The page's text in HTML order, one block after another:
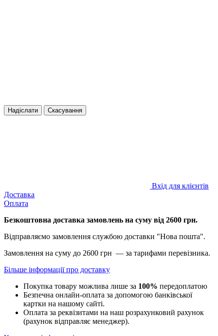
Надіслати Скасування
Вхід для клієнтів
Доставка
Оплата
Безкоштовна доставка замовлень на суму від 2600 грн.
Відправляємо замовлення службою доставки "Нова пошта".
Замовлення на суму до 2600 грн — за тарифами перевізника.
Більше інформації про доставку
Покупка товару можлива лише за 100% передоплатою
Безпечна онлайн-оплата за допомогою банківської
картки на нашому сайті.
Оплата за реквізитами на наш розрахунковий рахунок
(рахунок відправляє менеджер).